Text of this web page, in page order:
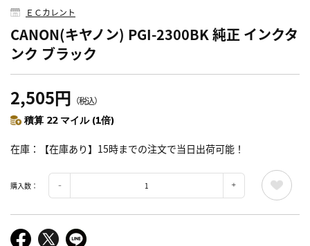
ＥＣカレント
CANON(キヤノン) PGI-2300BK 純正 インクタ
ンク ブラック
2,505円 （税込）
積算 22 マイル (1倍)
在庫 【在庫あり】15時までの注文で当日出荷可能！
購入数：